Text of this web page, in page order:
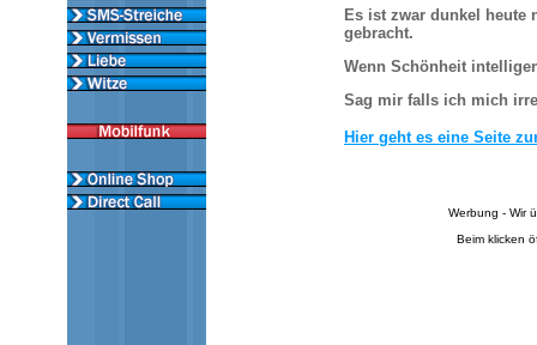
Es ist zwar dunkel heute
gebracht.
Wenn Schönheit
Sag mir falls ich mich
Hier geht es eine Seite
Werbung - Wir
Beim klicken